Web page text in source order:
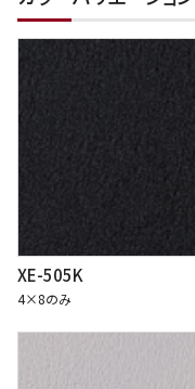
XE-505K
4×8のみ